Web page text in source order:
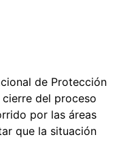
de Protección
del proceso
por las áreas
que la situación